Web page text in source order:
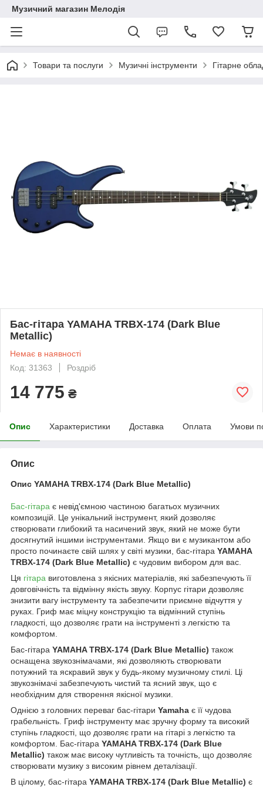
Музичний магазин Мелодія
Товари та послуги Музичні інструменти Гітарне
Бас-гітара YAMAHA TRBX-174 (Dark Blue
Metallic)
Немає в наявності
Код: 31363
Роздріб
14 775 ₴
Опис Характеристики Доставка Оплата Умови
Опис
Опис YAMAHA TRBX-174 (Dark Blue Metallic)
Бас-гітара є невід'ємною частиною багатьох музичних
композицій. Це унікальний інструмент, який дозволяє
створювати глибокий та насичений звук, який не може бути
досягнутий іншими інструментами. Якщо ви є музикантом або
просто починаєте свій шлях у світі музики, бас-гітара YAMAHA
TRBX-174 (Dark Blue Metallic) є чудовим вибором для вас.
Ця гітара виготовлена з якісних матеріалів, які забезпечують її
довговічність та відмінну якість звуку. Корпус гітари дозволяє
знизити вагу інструменту та забезпечити приємне відчуття у
руках. Гриф має міцну конструкцію та відмінний ступінь
гладкості, що дозволяє грати на інструменті з легкістю та
комфортом.
Бас-гітара YAMAHA TRBX-174 (Dark Blue Metallic) також
оснащена звукознімачами, які дозволяють створювати
потужний та яскравий звук у будь-якому музичному стилі. Ці
звукознімачі забезпечують чистий та ясний звук, що є
необхідним для створення якісної музики.
Однією з головних переваг бас-гітари Yamaha є її чудова
грабельність. Гриф інструменту має зручну форму та високий
ступінь гладкості, що дозволяє грати на гітарі з легкістю та
комфортом. Бас-гітара YAMAHA TRBX-174 (Dark Blue
Metallic) також має високу чутливість та точність, що дозволяє
створювати музику з високим рівнем деталізації.
В цілому, бас-гітара YAMAHA TRBX-174 (Dark Blue Metallic) є